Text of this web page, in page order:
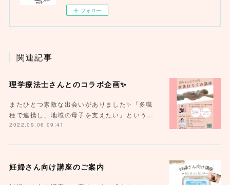
フォロー
関連記事
理学療法士さんとのコラボ企画✨
またひとつ素敵な出会いがありました✨『多職
種で連携し、地域の母子を支えたい』という…
2022.09.06 09:41
妊婦さん向け講座のご案内